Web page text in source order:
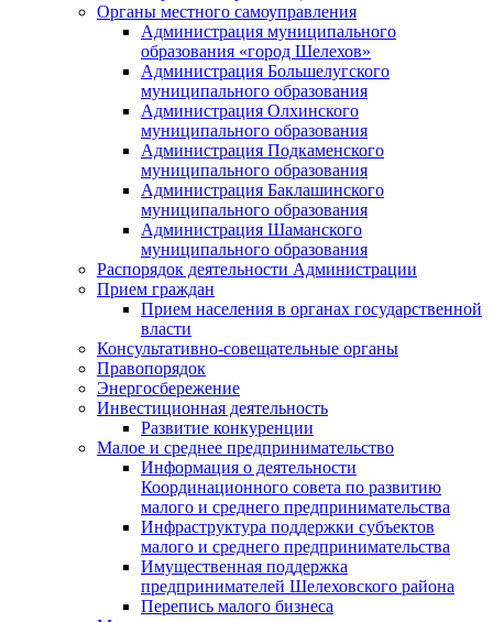
Органы местного самоуправления
Администрация муниципального
образования «город Шелехов»
Администрация Большелугского
муниципального образования
Администрация Олхинского
муниципального образования
Администрация Подкаменского
муниципального образования
Администрация Баклашинского
муниципального образования
Администрация Шаманского
муниципального образования
Распорядок деятельности Администрации
Прием граждан
Прием населения в органах государственной
власти
Консультативно-совещательные органы
Правопорядок
Энергосбережение
Инвестиционная деятельность
Развитие конкуренции
Малое и среднее предпринимательство
Информация о деятельности
Координационного совета по развитию
малого и среднего предпринимательства
Инфраструктура поддержки субъектов
малого и среднего предпринимательства
Имущественная поддержка
предпринимателей Шелеховского района
Перепись малого бизнеса